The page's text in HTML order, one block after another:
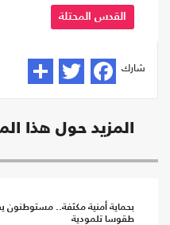
القدس المحتلة
شارك
المزيد حول هذا
بحماية أمنية مكثفة..
طقوسا تلمودية